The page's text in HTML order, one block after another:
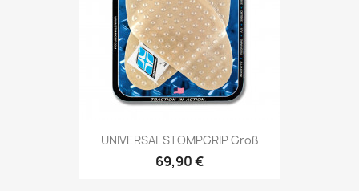
UNIVERSAL STOMPGRIP Groß
69,90 €